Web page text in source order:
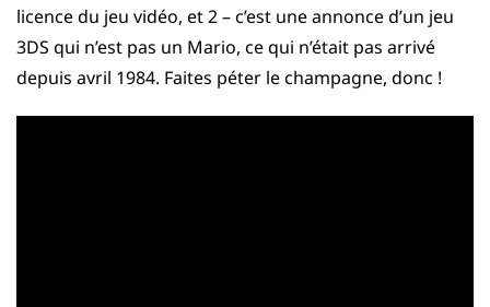
licence du jeu vidéo, et 2 – c’est une annonce d’un jeu
3DS qui n’est pas un Mario, ce qui n’était pas arrivé
depuis avril 1984. Faites péter le champagne, donc !